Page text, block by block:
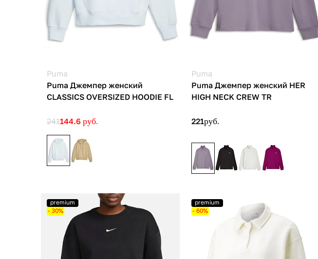
Puma
Puma Джемпер женский
CLASSICS OVERSIZED HOODIE FL
241144.6 руб.
Puma
Puma Джемпер женский HER
HIGH NECK CREW TR
221руб.
premium
- 30%
premium
- 60%